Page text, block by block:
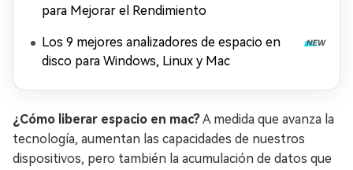
para Mejorar el Rendimiento
Los 9 mejores analizadores de espacio en
disco para Windows, Linux y Mac
¿Cómo liberar espacio en mac?A medida que avanza la
tecnología, aumentan las capacidades de nuestros
dispositivos, pero también la acumulación de datos que